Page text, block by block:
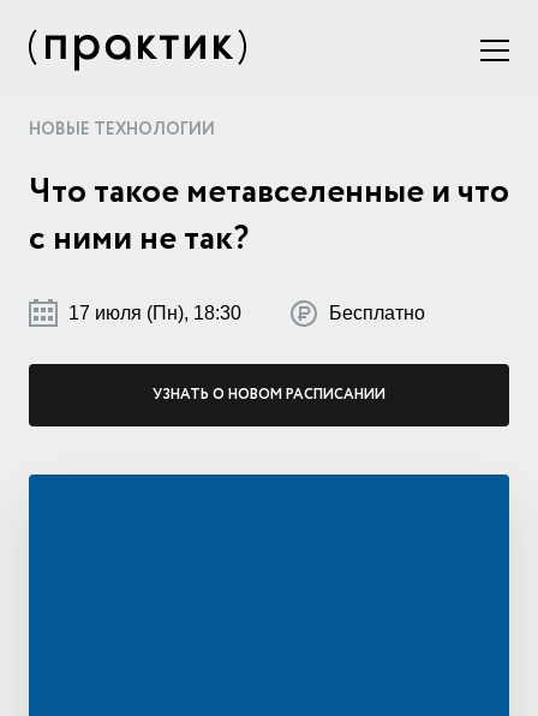
НОВЫЕ ТЕХНОЛОГИИ
Что такое метавселенные и что
с ними не так?
17 июля (Пн), 18:30 Бесплатно
УЗНАТЬ О НОВОМ РАСПИСАНИИ